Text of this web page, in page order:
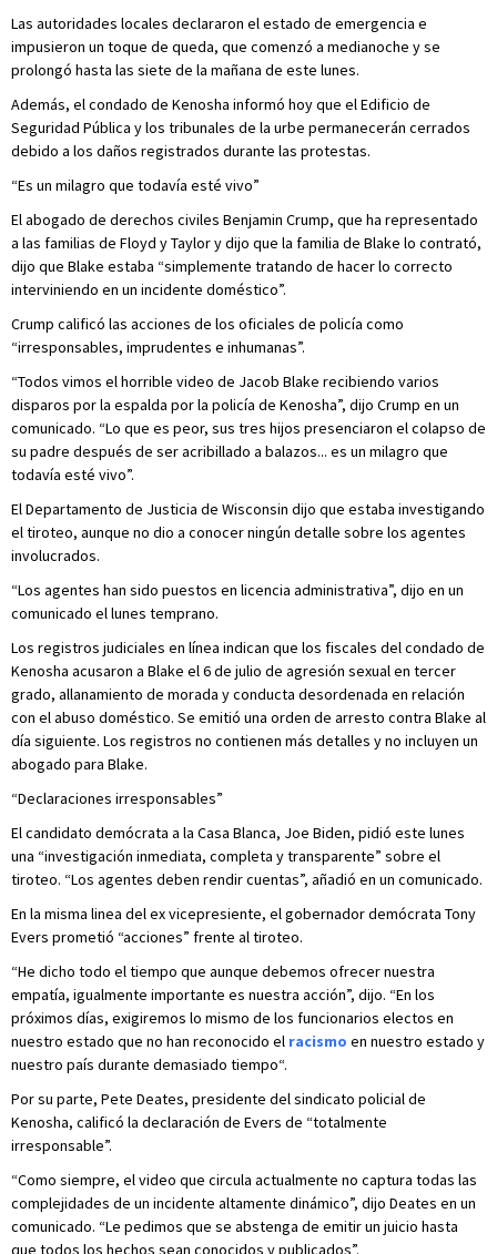
Las autoridades locales declararon el estado de emergencia e
impusieron un toque de queda, que comenzó a medianoche y se
prolongó hasta las siete de la mañana de este lunes.
Además, el condado de Kenosha informó hoy que el Edificio de
Seguridad Pública y los tribunales de la urbe permanecerán cerrados
debido a los daños registrados durante las protestas.
“Es un milagro que todavía esté vivo”
El abogado de derechos civiles Benjamin Crump, que ha representado
a las familias de Floyd y Taylor y dijo que la familia de Blake lo contrató,
dijo que Blake estaba “simplemente tratando de hacer lo correcto
interviniendo en un incidente doméstico”.
Crump calificó las acciones de los oficiales de policía como
“irresponsables, imprudentes e inhumanas”.
“Todos vimos el horrible video de Jacob Blake recibiendo varios
disparos por la espalda por la policía de Kenosha”, dijo Crump en un
comunicado. “Lo que es peor, sus tres hijos presenciaron el colapso de
su padre después de ser acribillado a balazos... es un milagro que
todavía esté vivo”.
El Departamento de Justicia de Wisconsin dijo que estaba investigando
el tiroteo, aunque no dio a conocer ningún detalle sobre los agentes
involucrados.
“Los agentes han sido puestos en licencia administrativa”, dijo en un
comunicado el lunes temprano.
Los registros judiciales en línea indican que los fiscales del condado de
Kenosha acusaron a Blake el 6 de julio de agresión sexual en tercer
grado, allanamiento de morada y conducta desordenada en relación
con el abuso doméstico. Se emitió una orden de arresto contra Blake al
día siguiente. Los registros no contienen más detalles y no incluyen un
abogado para Blake.
“Declaraciones irresponsables”
El candidato demócrata a la Casa Blanca, Joe Biden, pidió este lunes
una “investigación inmediata, completa y transparente” sobre el
tiroteo. “Los agentes deben rendir cuentas”, añadió en un comunicado.
En la misma linea del ex vicepresiente, el gobernador demócrata Tony
Evers prometió “acciones” frente al tiroteo.
“He dicho todo el tiempo que aunque debemos ofrecer nuestra
empatía, igualmente importante es nuestra acción”, dijo. “En los
próximos días, exigiremos lo mismo de los funcionarios electos en
nuestro estado que no han reconocido el racismo en nuestro estado y
nuestro país durante demasiado tiempo“.
Por su parte, Pete Deates, presidente del sindicato policial de
Kenosha, calificó la declaración de Evers de “totalmente
irresponsable”.
“Como siempre, el video que circula actualmente no captura todas las
complejidades de un incidente altamente dinámico”, dijo Deates en un
comunicado. “Le pedimos que se abstenga de emitir un juicio hasta
que todos los hechos sean conocidos y publicados”.